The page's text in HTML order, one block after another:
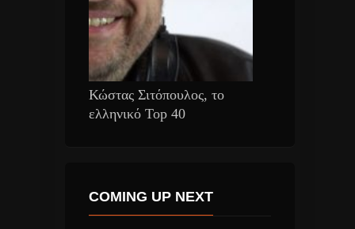
Κώστας Σιτόπουλος, το
ελληνικό Top 40
COMING UP NEXT